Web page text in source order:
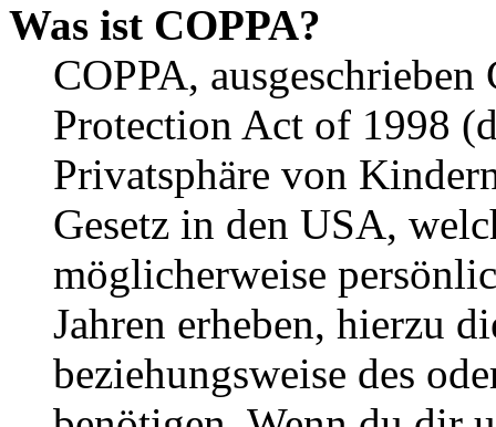
Was ist COPPA?
COPPA,
Protection Act of 1998
Privatsphäre von
Gesetz in den USA,
möglicherweise
Jahren erheben, hierzu
beziehungsweise des